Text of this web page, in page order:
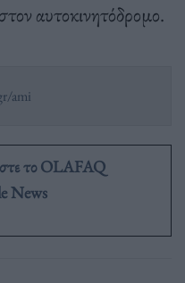
αυτοκινητόδρομο.
ami
το OLAFAQ
News